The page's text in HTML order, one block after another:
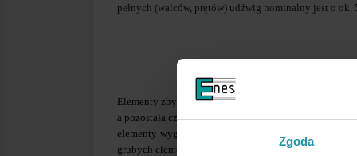
Zgoda
pełnych (walców, prętów) udźwig nominalny jest o ok.
Elementy zbyt cienkie mogą być przyciągane słabo
a pozostała część pola magnetycznego przenika
elementy wyginają się i ich powierzchnia styku z
grubych elementów, które prawidłowo zamykają